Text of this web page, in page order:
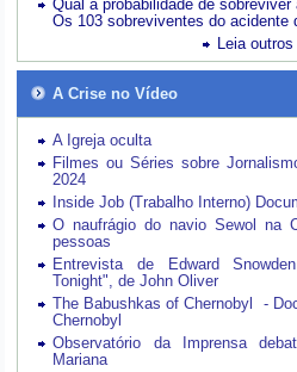
Qual a probabilidade de
Os 103 sobreviventes do acidente
Leia
A Crise no Vídeo
A Igreja oculta
Filmes ou Séries sobre
2024
Inside Job (Trabalho Interno)
O naufrágio do navio Sewol na
pessoas
Entrevista de Edward
Tonight", de John Oliver
The Babushkas of Chernobyl -
Chernobyl
Observatório da Imprensa
Mariana